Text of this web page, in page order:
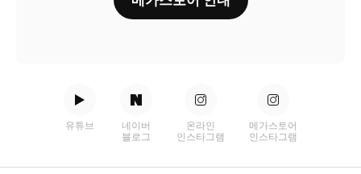
유튜브
네이버
블로그
온라인
인스타그램
메가스토어
인스타그램